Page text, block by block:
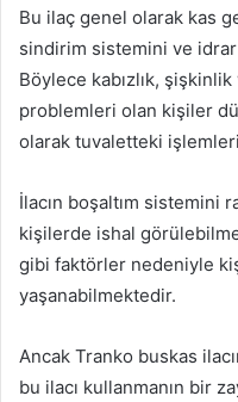
Bu ilaç genel olarak kas
sindirim sistemini ve idrar
Böylece kabızlık,
problemleri olan kişiler
olarak tuvaletteki
İlacın boşaltım sistemini
kişilerde ishal
gibi faktörler nedeniyle
yaşanabilmektedir.
Ancak Tranko buskas
bu ilacı kullanmanın bir